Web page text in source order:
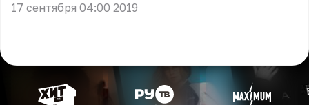
17 сентября 04:00 2019